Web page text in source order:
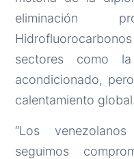
eliminación
sectores como
acondicionado,
calentamiento global.
“Los
seguimos